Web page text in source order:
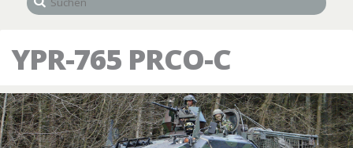
YPR-765 PRCO-C